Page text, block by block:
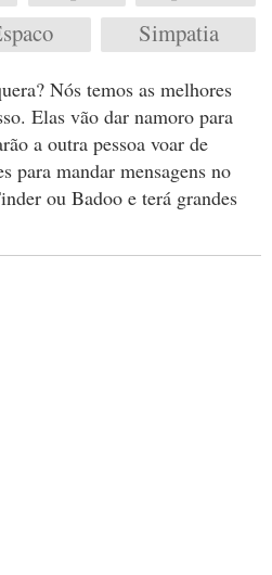
Simpatia
Nós temos as melhores
Elas vão dar namoro para
a outra pessoa voar de
para mandar mensagens no
ou Badoo e terá grandes